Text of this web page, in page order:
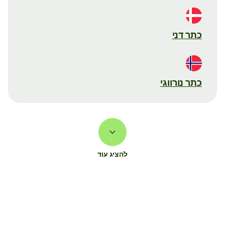
כתר דני
כתר נורווגי
להציג עוד